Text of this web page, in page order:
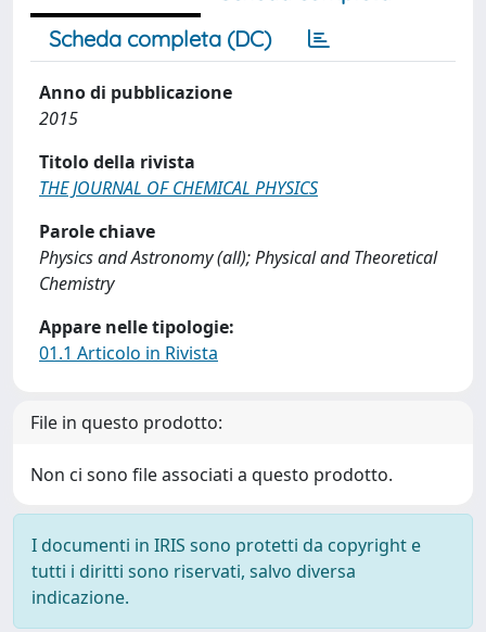
Scheda completa (DC)
Anno di pubblicazione
2015
Titolo della rivista
THE JOURNAL OF CHEMICAL PHYSICS
Parole chiave
Physics and Astronomy (all); Physical and Theoretical
Chemistry
Appare nelle tipologie:
01.1 Articolo in Rivista
File in questo prodotto:
Non ci sono file associati a questo prodotto.
I documenti in IRIS sono protetti da copyright e
tutti i diritti sono riservati, salvo diversa
indicazione.